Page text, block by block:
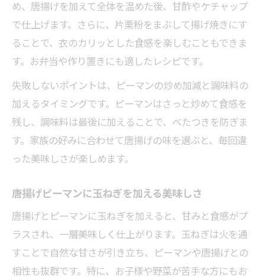
め、唐揚げを加えて全体を温めた後、甘酢やケチャップ
で仕上げます。さらに、片栗粉をまぶして揚げ焼きにす
ることで、衣のカリッとした食感を楽しむこともできま
す。お弁当や作り置きにも適したレシピです。
失敗しないポイントは、ピーマンの炒め加減と調味料の
加えるタイミングです。ピーマンはさっと炒めて食感を
残し、調味料は最後に加えることで、べたつきを防ぎま
す。家族の好みに合わせて唐揚げの味を選ぶと、毎回違
った美味しさが楽しめます。
唐揚げピーマンに玉ねぎを加える美味しさ
唐揚げとピーマンに玉ねぎを加えると、甘みと食感がプ
ラスされ、一層美味しく仕上がります。玉ねぎは火を通
すことで自然な甘さが引き立ち、ピーマンや唐揚げとの
相性も抜群です。特に、お子様や野菜が苦手な方にもお